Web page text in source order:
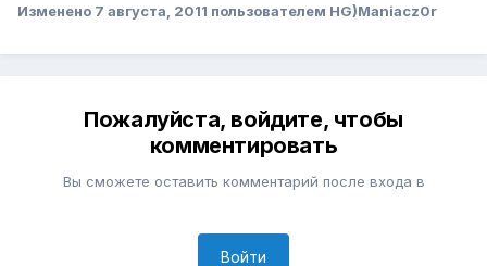
Изменено 7 августа, 2011 пользователем HG)Maniacz0r
Пожалуйста, войдите, чтобы
комментировать
Вы сможете оставить комментарий после входа в
Войти